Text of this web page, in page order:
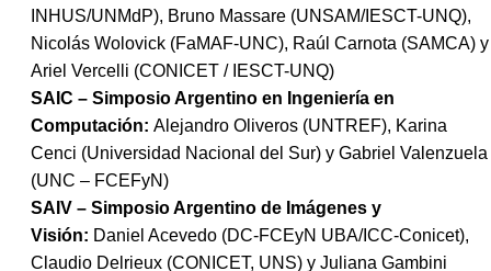
INHUS/UNMdP), Bruno Massare (UNSAM/IESCT-UNQ),
Nicolás Wolovick (FaMAF-UNC), Raúl Carnota (SAMCA) y
Ariel Vercelli (CONICET / IESCT-UNQ)
SAIC – Simposio Argentino en Ingeniería en
Computación: Alejandro Oliveros (UNTREF), Karina
Cenci (Universidad Nacional del Sur) y Gabriel Valenzuela
(UNC – FCEFyN)
SAIV – Simposio Argentino de Imágenes y
Visión: Daniel Acevedo (DC-FCEyN UBA/ICC-Conicet),
Claudio Delrieux (CONICET, UNS) y Juliana Gambini